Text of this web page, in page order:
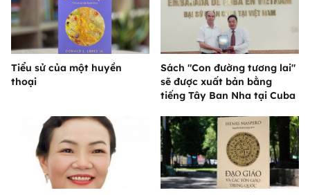
Tiểu sử của một huyền
thoại
Sách "Con đường tương lai"
sẽ được xuất bản bằng
tiếng Tây Ban Nha tại Cuba